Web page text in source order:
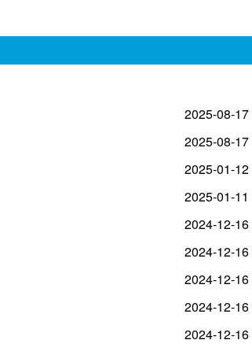
2025-08-17
2025-08-17
2025-01-12
2025-01-11
2024-12-16
2024-12-16
2024-12-16
2024-12-16
2024-12-16